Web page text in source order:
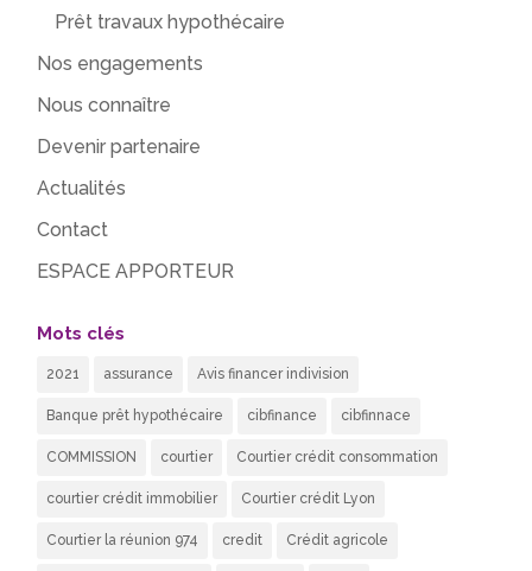
Prêt travaux hypothécaire
Nos engagements
Nous connaître
Devenir partenaire
Actualités
Contact
ESPACE APPORTEUR
Mots clés
2021 assurance Avis financer indivision
Banque prêt hypothécaire cibfinance cibfinnace
COMMISSION courtier Courtier crédit consommation
courtier crédit immobilier Courtier crédit Lyon
Courtier la réunion 974 credit Crédit agricole